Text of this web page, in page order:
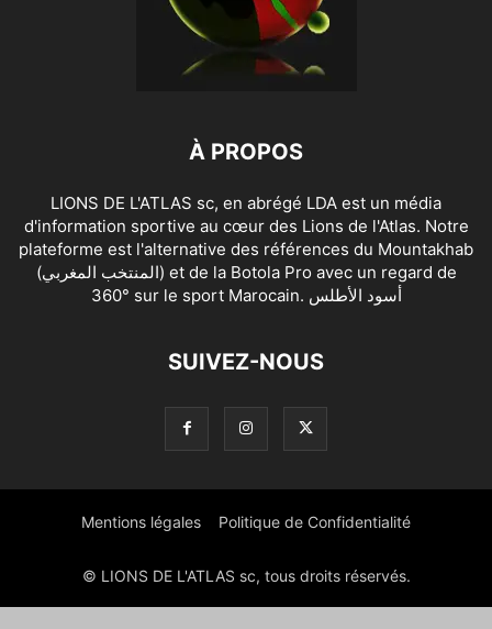
À PROPOS
LIONS DE L'ATLAS sc, en abrégé LDA est un média
d'information sportive au cœur des Lions de l'Atlas. Notre
plateforme est l'alternative des références du Mountakhab
(المنتخب المغربي) et de la Botola Pro avec un regard de
360° sur le sport Marocain. أسود الأطلس
SUIVEZ-NOUS
Mentions légales Politique de Confidentialité
© LIONS DE L'ATLAS sc, tous droits réservés.